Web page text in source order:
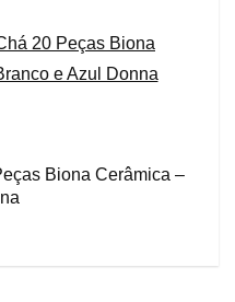
Biona Cerâmica –